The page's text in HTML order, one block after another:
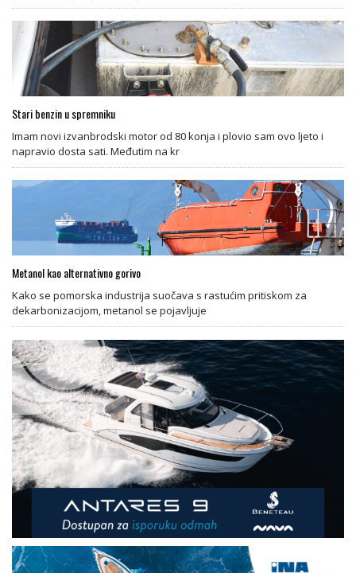
Stari benzin u spremniku
Imam novi izvanbrodski motor od 80 konja i plovio sam ovo ljeto i
napravio dosta sati. Međutim na kr
Metanol kao alternativno gorivo
Kako se pomorska industrija suočava s rastućim pritiskom za
dekarbonizacijom, metanol se pojavljuje